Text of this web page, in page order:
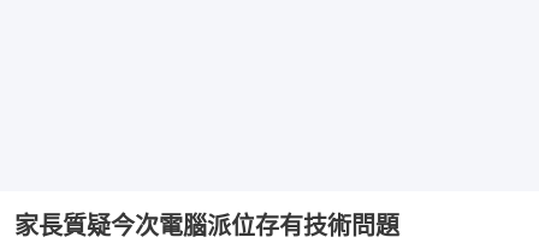
家長質疑今次電腦派位存有技術問題